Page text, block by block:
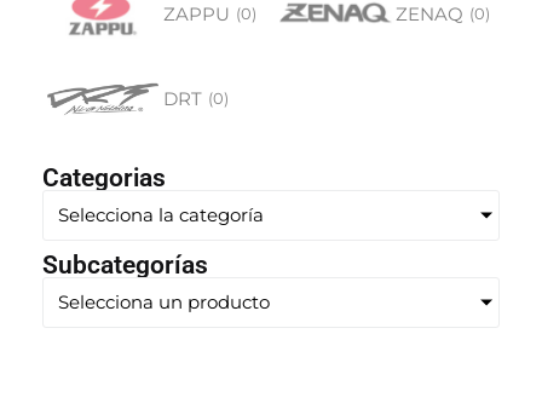
ZAPPU (0) ZENAQ (0)
DRT (0)
Categorias
Selecciona la categoría
Subcategorías
Selecciona un producto